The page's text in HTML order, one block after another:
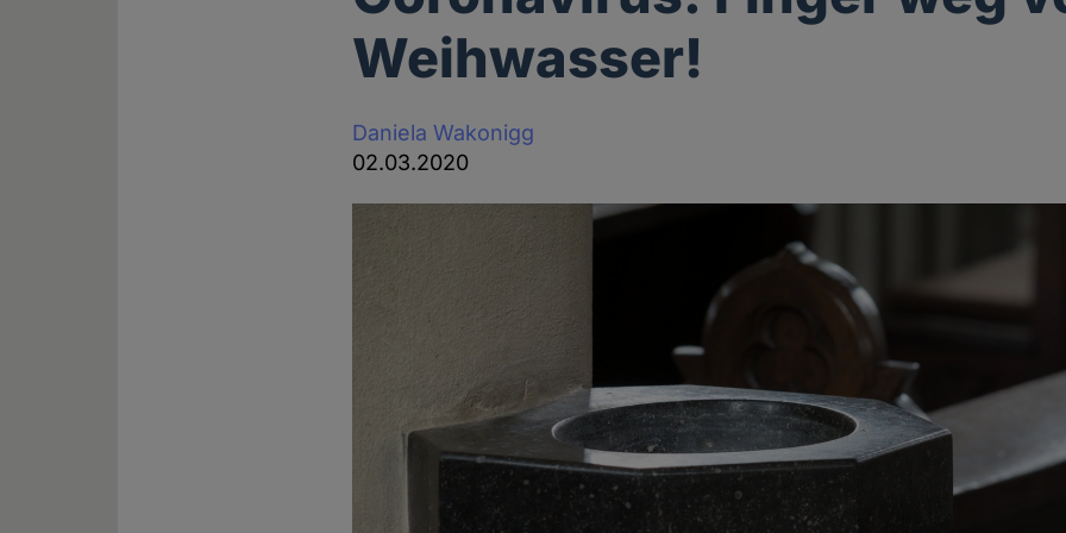
Weihwasser!
Daniela Wakonigg
02.03.2020